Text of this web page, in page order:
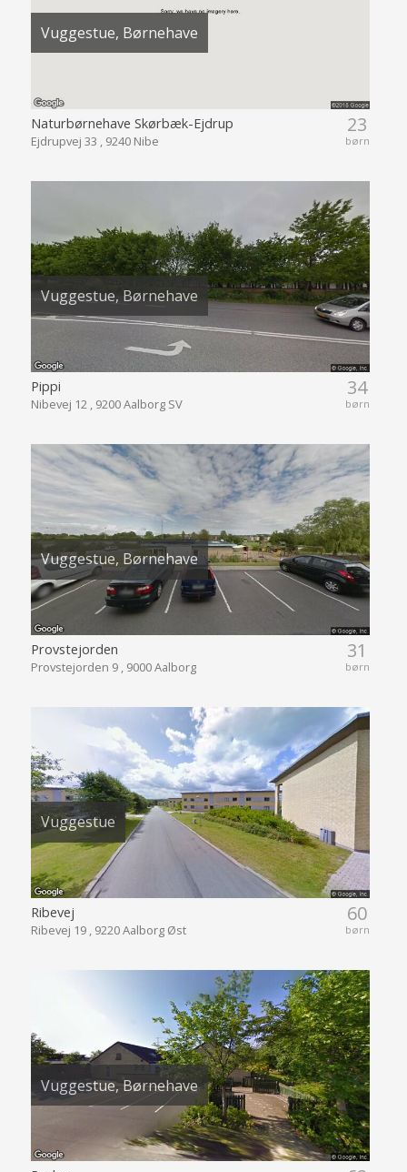
Vuggestue, Børnehave
23
børn
Naturbørnehave Skørbæk-Ejdrup
Ejdrupvej 33 , 9240 Nibe
Vuggestue, Børnehave
34
børn
Pippi
Nibevej 12 , 9200 Aalborg SV
Vuggestue, Børnehave
31
børn
Provstejorden
Provstejorden 9 , 9000 Aalborg
Vuggestue
60
børn
Ribevej
Ribevej 19 , 9220 Aalborg Øst
Vuggestue, Børnehave